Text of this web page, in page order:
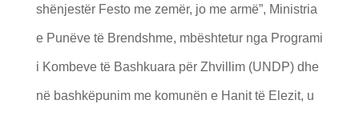
shënjestër Festo me zemër, jo me armë”, Ministria
e Punëve të Brendshme, mbështetur nga Programi
i Kombeve të Bashkuara për Zhvillim (UNDP) dhe
në bashkëpunim me komunën e Hanit të Elezit, u